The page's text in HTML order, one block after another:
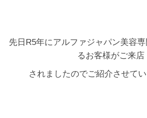
先日R5年にアルファジャパン美容
るお客様がご来店
されましたのでご紹介させて